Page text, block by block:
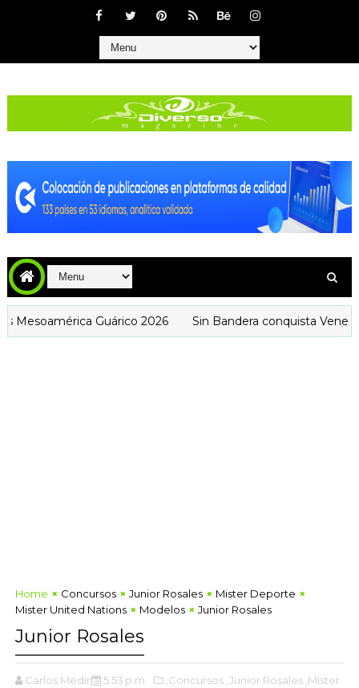
Guárico 2026 Sin Bandera conquista Venezuela
Home Concursos Junior Rosales
Mister Deporte
Mister United Nations
Modelos Junior Rosales
Junior Rosales
Carlos Medina 5:53 p.m. ,Concursos ,Junior Rosales ,Mister